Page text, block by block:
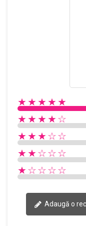
★★★★★
★★★★☆
★★★☆☆
★★☆☆☆
★☆☆☆☆
Adaugă o